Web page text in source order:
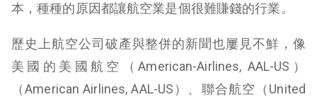
本，種種的原因都讓航空業是個很難賺錢的行業。
歷史上航空公司破產與整併的新聞也屢見不鮮，像
美國的美國航空（American-Airlines, AAL-US）
（American Airlines, AAL-US）、聯合航空（United